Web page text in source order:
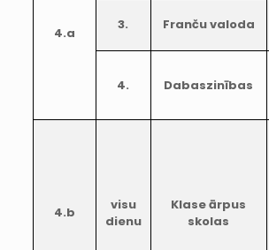
4.a
3. Franču valoda
4. Dabaszinības
4.b
visu
dienu
Klase ārpus
skolas